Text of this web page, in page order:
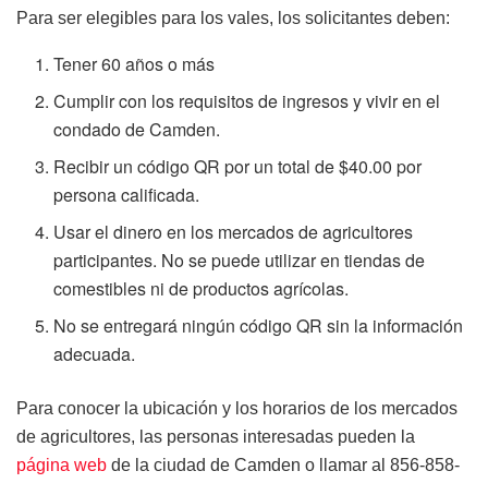
Para ser elegibles para los vales, los solicitantes deben:
Tener 60 años o más
Cumplir con los requisitos de ingresos y vivir en el
condado de Camden.
Recibir un código QR por un total de $40.00 por
persona calificada.
Usar el dinero en los mercados de agricultores
participantes. No se puede utilizar en tiendas de
comestibles ni de productos agrícolas.
No se entregará ningún código QR sin la información
adecuada.
Para conocer la ubicación y los horarios de los mercados
de agricultores, las personas interesadas pueden la
página web de la ciudad de Camden o llamar al 856-858-